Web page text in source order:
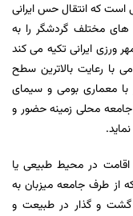
است که انتقال حس ایرانی
های مختلف گردشگر را به
ورزی ایرانی تکیه می کند
با رعایت بالاترین سطح
معماری بومی و سیمای
محلی زمینه حضور و
اقامت در محیط طبیعی یا
از طرف جامعه میزبان به
گشت و گذار در طبیعت و